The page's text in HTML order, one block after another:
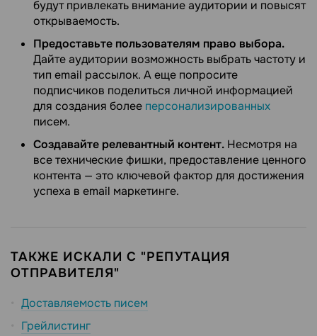
будут привлекать внимание аудитории и повысят
открываемость.
Предоставьте пользователям право выбора.
Дайте аудитории возможность выбрать частоту и
тип email рассылок. А еще попросите
подписчиков поделиться личной информацией
для создания более персонализированных
писем.
Создавайте релевантный контент. Несмотря на
все технические фишки, предоставление ценного
контента — это ключевой фактор для достижения
успеха в email маркетинге.
ТАКЖЕ ИСКАЛИ С "РЕПУТАЦИЯ
ОТПРАВИТЕЛЯ"
Доставляемость писем
Грейлистинг